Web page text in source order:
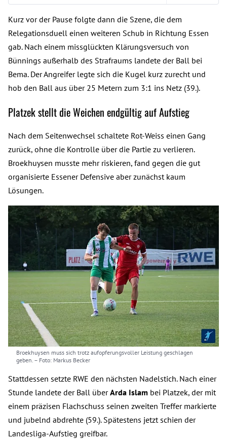
Kurz vor der Pause folgte dann die Szene, die dem
Relegationsduell einen weiteren Schub in Richtung Essen
gab. Nach einem missglückten Klärungsversuch von
Bünnings außerhalb des Strafraums landete der Ball bei
Bema. Der Angreifer legte sich die Kugel kurz zurecht und
hob den Ball aus über 25 Metern zum 3:1 ins Netz (39.).
Platzek stellt die Weichen endgültig auf Aufstieg
Nach dem Seitenwechsel schaltete Rot-Weiss einen Gang
zurück, ohne die Kontrolle über die Partie zu verlieren.
Broekhuysen musste mehr riskieren, fand gegen die gut
organisierte Essener Defensive aber zunächst kaum
Lösungen.
Broekhuysen muss sich trotz aufopferungsvoller Leistung geschlagen
geben. – Foto: Markus Becker
Stattdessen setzte RWE den nächsten Nadelstich. Nach einer
Stunde landete der Ball überArda Islam bei Platzek, der mit
einem präzisen Flachschuss seinen zweiten Treffer markierte
und jubelnd abdrehte (59.). Spätestens jetzt schien der
Landesliga-Aufstieg greifbar.